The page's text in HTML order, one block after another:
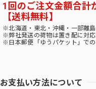
1回のご注文金額合計
【送料無料】
※北海道・東北・沖縄・一部離
※弊社発送の荷物は置き配に対応
※日本郵便「ゆうパケット」での
お支払い方法について